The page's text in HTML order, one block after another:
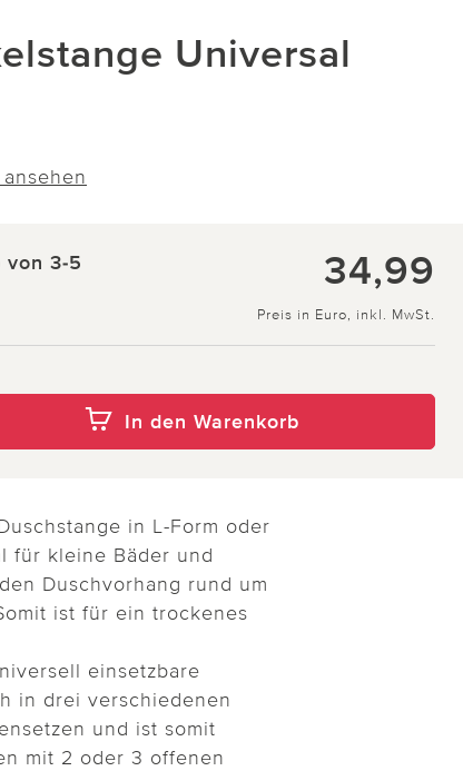
Universal
von 3-5
34,99
Preis in Euro, inkl. MwSt.
In den Warenkorb
in L-Form oder
für kleine Bäder und
Duschvorhang rund um
ist für ein trockenes
einsetzbare
in drei verschiedenen
und ist somit
mit 2 oder 3 offenen